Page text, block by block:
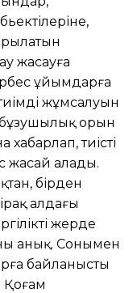
жасауға
ұйымдарға
жұмсалуын
бұзушылық орын
тиісті
жасай алады.
бірден
алдағы
жерде
анық. Сонымен
байланысты
Қоғам